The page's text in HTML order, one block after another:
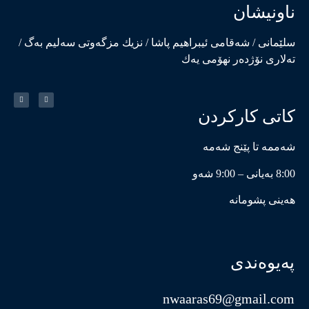
ناونیشان
سلێمانی / شەقامی ئیبراهیم پاشا / نزیك مزگەوتی سەلیم بەگ /
تەلاری نۆژدەر نهۆمی یەك
کاتی کارکردن
شەممە تا پێنج شەمە
8:00 بەیانی – 9:00 شەو
هەینی پشومانە
پەیوەندی
nwaaras69@gmail.com